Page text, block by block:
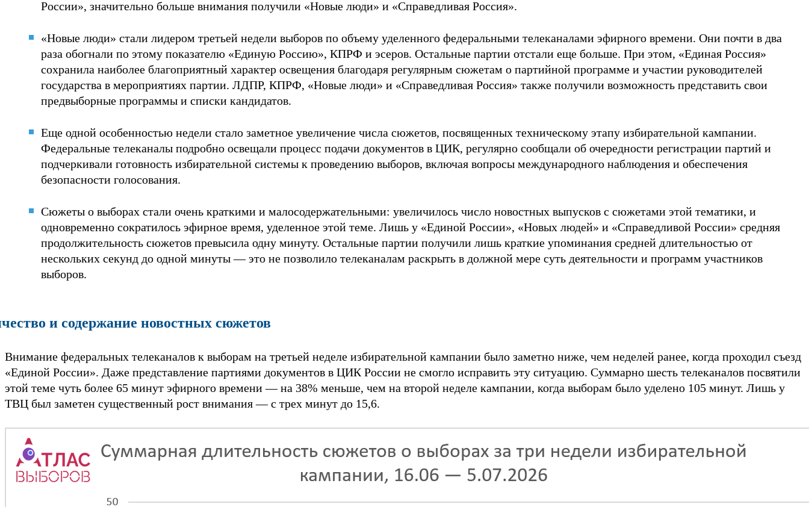
России», значительно больше внимания получили «Новые люди» и «Справедливая Россия».
«Новые люди» стали лидером третьей недели выборов по объему уделенного федеральными телеканалами эфирного времени. Они почти в два
раза обогнали по этому показателю «Единую Россию», КПРФ и эсеров. Остальные партии отстали еще больше. При этом, «Единая Россия»
сохранила наиболее благоприятный характер освещения благодаря регулярным сюжетам о партийной программе и участии руководителей
государства в мероприятиях партии. ЛДПР, КПРФ, «Новые люди» и «Справедливая Россия» также получили возможность представить свои
предвыборные программы и списки кандидатов.
Еще одной особенностью недели стало заметное увеличение числа сюжетов, посвященных техническому этапу избирательной кампании.
Федеральные телеканалы подробно освещали процесс подачи документов в ЦИК, регулярно сообщали об очередности регистрации партий и
подчеркивали готовность избирательной системы к проведению выборов, включая вопросы международного наблюдения и обеспечения
безопасности голосования.
Сюжеты о выборах стали очень краткими и малосодержательными: увеличилось число новостных выпусков с сюжетами этой тематики, и
одновременно сократилось эфирное время, уделенное этой теме. Лишь у «Единой России», «Новых людей» и «Справедливой России» средняя
продолжительность сюжетов превысила одну минуту. Остальные партии получили лишь краткие упоминания средней длительностью от
нескольких секунд до одной минуты — это не позволило телеканалам раскрыть в должной мере суть деятельности и программ участников
выборов.
и содержание новостных сюжетов
Внимание федеральных телеканалов к выборам на третьей неделе избирательной кампании было заметно ниже, чем неделей ранее, когда проходил съезд
«Единой России». Даже представление партиями документов в ЦИК России не смогло исправить эту ситуацию. Суммарно шесть телеканалов посвятили
этой теме чуть более 65 минут эфирного времени — на 38% меньше, чем на второй неделе кампании, когда выборам было уделено 105 минут. Лишь у
ТВЦ был заметен существенный рост внимания — с трех минут до 15,6.